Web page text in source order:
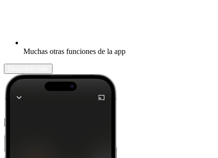
Muchas otras funciones de la app